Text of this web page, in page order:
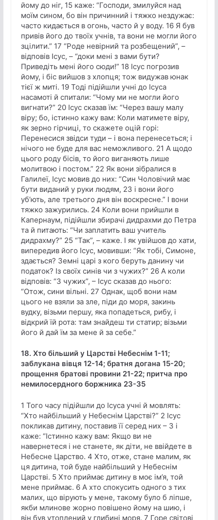
йому до ніг, 15 каже: “Господи, змилуйся над
моїм сином, бо він причинний і тяжко нездужає:
часто кидається в огонь, часто й у воду. 16 Я був
привів його до твоїх учнів, та вони не могли його
зцілити.” 17 “Роде невірний та розбещений”, –
відповів Ісус, – “доки мені з вами бути?
Приведіть мені його сюди!” 18 Ісус погрозив
йому, і біс вийшов з хлопця; тож видужав юнак
тієї ж миті. 19 Тоді підійшли учні до Ісуса
насамоті й спитали: “Чому ми не могли його
вигнати?” 20 Ісус сказав їм: “Через вашу малу
віру; бо, істинно кажу вам: Коли матимете віру,
як зерно гірчиці, то скажете оцій горі:
Перенесися звідси туди – і вона перенесеться; і
нічого не буде для вас неможливого. 21 А щодо
цього роду бісів, то його виганяють лише
молитвою і постом.” 22 Як вони зібралися в
Галилеї, Ісус мовив до них: “Син Чоловічий має
бути виданий у руки людям, 23 і вони його
уб’ють, але третього дня він воскресне.” І вони
тяжко зажурились. 24 Коли вони прийшли в
Капернаум, підійшли збирачі дидрахми до Петра
та й питають: “Чи заплатить ваш учитель
дидрахму?” 25 “Так”, – каже. І як увійшов до хати,
випередив його Ісус, мовивши: “Як тобі, Симоне,
здається? Земні царі з кого беруть данину чи
податок? Із своїх синів чи з чужих?” 26 А коли
відповів: “З чужих”, – Ісус сказав до нього:
“Отож, сини вільні. 27 Однак, щоб вони нам
цього не взяли за зле, піди до моря, закинь
вудку, візьми першу, яка попадеться, рибу, і
відкрий їй рота: там знайдеш ти статир; візьми
його й дай їм за мене й за себе.”
18. Хто більший у Царстві Небеснім 1-11;
заблукана вівця 12-14; братня догана 15-20;
прощення братові провини 21-22; притча про
немилосердного боржника 23-35
1 Того часу підійшли до Ісуса учні й мовлять:
“Хто найбільший у Небеснім Царстві?” 2 Ісус
покликав дитину, поставив її серед них – 3 і
каже: “Істинно кажу вам: Якщо ви не
навернетеся і не станете, як діти, не ввійдете в
Небесне Царство. 4 Хто, отже, стане малим, як
ця дитина, той буде найбільший у Небеснім
Царстві. 5 Хто приймає дитину в моє ім’я, той
мене приймає. 6 А хто спокусить одного з тих
малих, що вірують у мене, такому було б ліпше,
якби млинове жорно повішено йому на шию, і
він був утоплений у глибині моря. 7 Горе світові